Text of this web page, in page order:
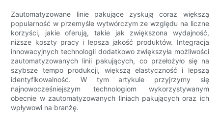
Zautomatyzowane linie pakujące zyskują coraz większą
popularność w przemyśle wytwórczym ze względu na liczne
korzyści, jakie oferują, takie jak zwiększona wydajność,
niższe koszty pracy i lepsza jakość produktów. Integracja
innowacyjnych technologii dodatkowo zwiększyła możliwości
zautomatyzowanych linii pakujących, co przełożyło się na
szybsze tempo produkcji, większą elastyczność i lepszą
identyfikowalność. W tym artykule przyjrzymy się
najnowocześniejszym technologiom wykorzystywanym
obecnie w zautomatyzowanych liniach pakujących oraz ich
wpływowi na branżę.